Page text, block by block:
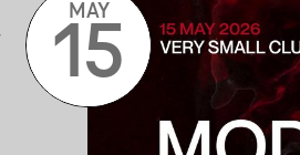
MAY
15